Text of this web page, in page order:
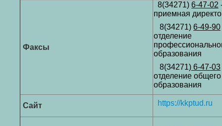
Факсы
8(34271) 6-47-02
приемная
8(34271) 6-49-90
отделение
образования
8(34271) 6-47-03
отделение общего
образования
Сайт https://kkptud.ru